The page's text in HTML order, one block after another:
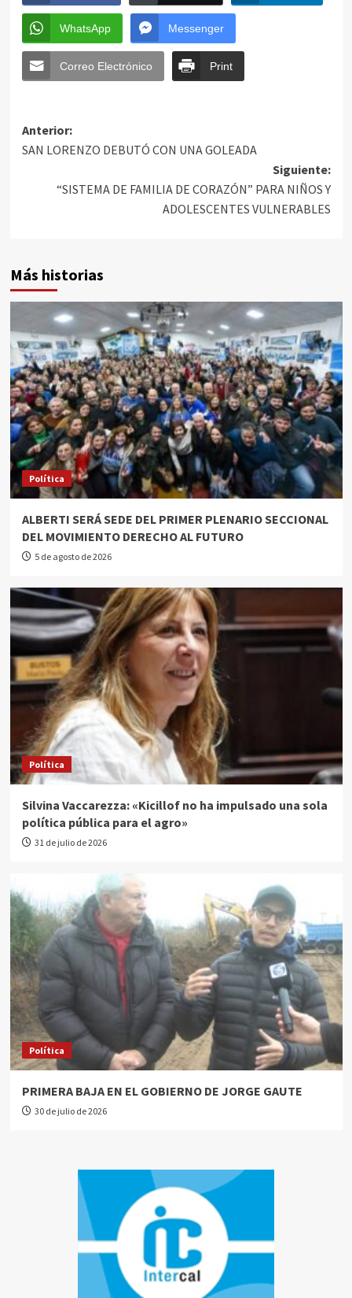
WhatsApp Messenger
Correo Electrónico Print
Anterior:
SAN LORENZO DEBUTÓ CON UNA GOLEADA
Siguiente:
“SISTEMA DE FAMILIA DE CORAZÓN” PARA NIÑOS Y
ADOLESCENTES VULNERABLES
Más historias
Política
ALBERTI SERÁ SEDE DEL PRIMER PLENARIO SECCIONAL
DEL MOVIMIENTO DERECHO AL FUTURO
5 de agosto de 2026
Política
Silvina Vaccarezza: «Kicillof no ha impulsado una sola
política pública para el agro»
31 de julio de 2026
Política
PRIMERA BAJA EN EL GOBIERNO DE JORGE GAUTE
30 de julio de 2026